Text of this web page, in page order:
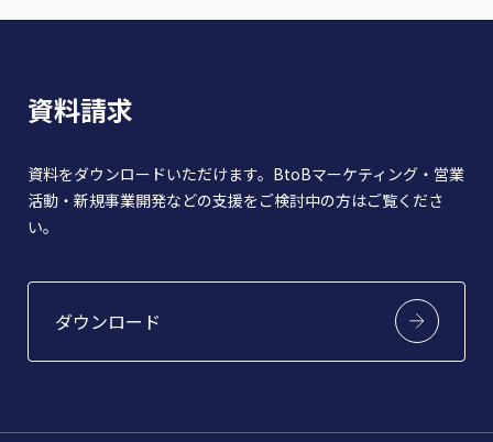
資料請求
資料をダウンロードいただけます。BtoBマーケティング・営業
活動・新規事業開発などの支援をご検討中の方はご覧くださ
い。
ダウンロード